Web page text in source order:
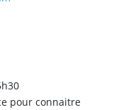
pour connaitre